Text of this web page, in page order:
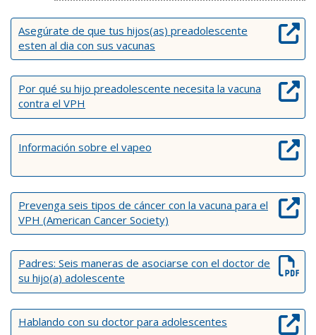
Asegúrate de que tus hijos(as) preadolescente
esten al dia con sus vacunas
Por qué su hijo preadolescente necesita la vacuna
contra el VPH
Información sobre el vapeo
Prevenga seis tipos de cáncer con la vacuna para el
VPH (American Cancer Society)
Padres: Seis maneras de asociarse con el doctor de
su hijo(a) adolescente
Hablando con su doctor para adolescentes